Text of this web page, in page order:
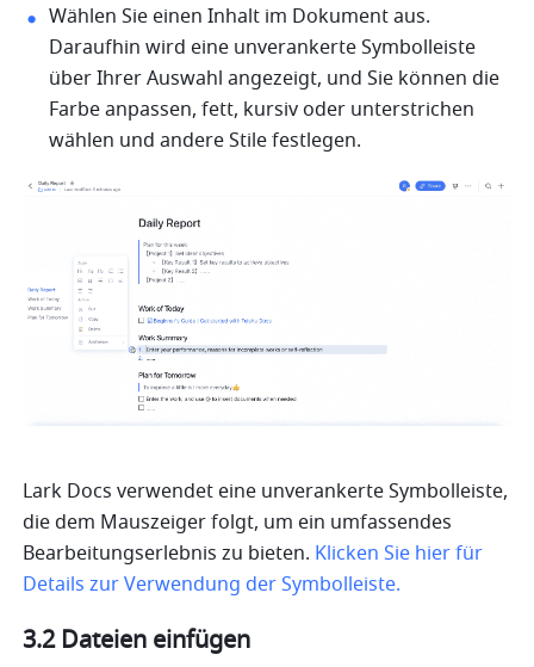
Wählen Sie einen Inhalt im Dokument aus.
Daraufhin wird eine unverankerte Symbolleiste
über Ihrer Auswahl angezeigt, und Sie können die
Farbe anpassen, fett, kursiv oder unterstrichen
wählen und andere Stile festlegen.
Lark Docs verwendet eine unverankerte Symbolleiste,
die dem Mauszeiger folgt, um ein umfassendes
Bearbeitungserlebnis zu bieten. Klicken Sie hier für
Details zur Verwendung der Symbolleiste.
3.2 Dateien einfügen